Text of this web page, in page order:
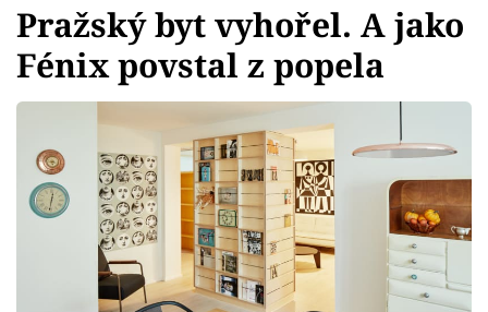
Témata
Bydlení
Zahrada
Design
Sledujte prima+
Pražský byt vyhořel. A jako
Fénix povstal z popela